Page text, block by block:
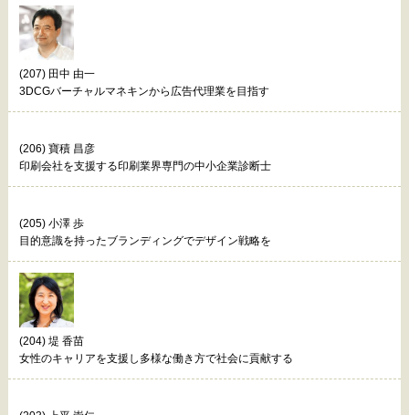
(207) 田中 由一
3DCGバーチャルマネキンから広告代理業を目指す
(206) 寶積 昌彦
印刷会社を支援する印刷業界専門の中小企業診断士
(205) 小澤 歩
目的意識を持ったブランディングでデザイン戦略を
(204) 堤 香苗
女性のキャリアを支援し多様な働き方で社会に貢献する